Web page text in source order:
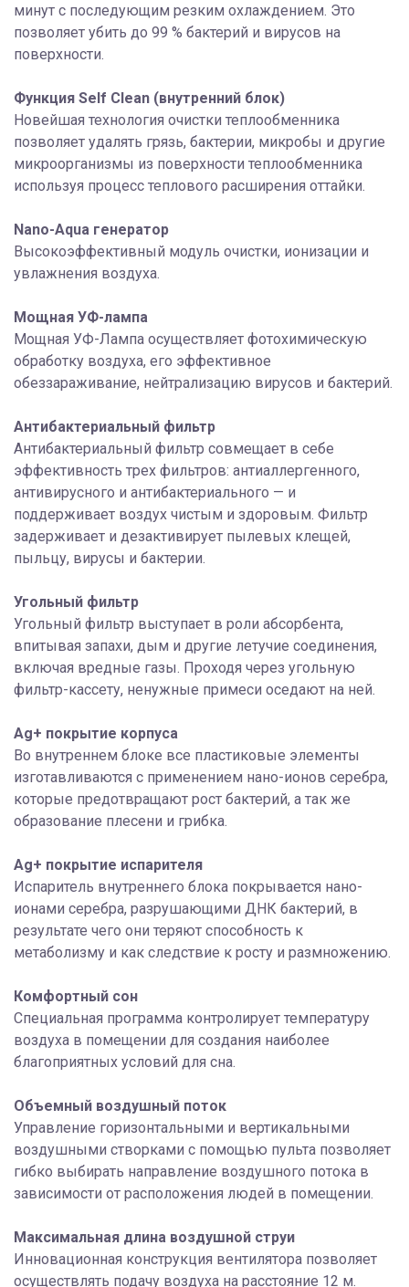
минут с последующим резким охлаждением. Это
позволяет убить до 99 % бактерий и вирусов на
поверхности.
Функция Self Clean (внутренний блок)
Новейшая технология очистки теплообменника
позволяет удалять грязь, бактерии, микробы и другие
микроорганизмы из поверхности теплообменника
используя процесс теплового расширения оттайки.
Nano-Aqua генератор
Высокоэффективный модуль очистки, ионизации и
увлажнения воздуха.
Мощная УФ-лампа
Мощная УФ-Лампа осуществляет фотохимическую
обработку воздуха, его эффективное
обеззараживание, нейтрализацию вирусов и бактерий.
Антибактериальный фильтр
Антибактериальный фильтр совмещает в себе
эффективность трех фильтров: антиаллергенного,
антивирусного и антибактериального — и
поддерживает воздух чистым и здоровым. Фильтр
задерживает и дезактивирует пылевых клещей,
пыльцу, вирусы и бактерии.
Угольный фильтр
Угольный фильтр выступает в роли абсорбента,
впитывая запахи, дым и другие летучие соединения,
включая вредные газы. Проходя через угольную
фильтр-кассету, ненужные примеси оседают на ней.
Ag+ покрытие корпуса
Во внутреннем блоке все пластиковые элементы
изготавливаются с применением нано-ионов серебра,
которые предотвращают рост бактерий, а так же
образование плесени и грибка.
Ag+ покрытие испарителя
Испаритель внутреннего блока покрывается нано-
ионами серебра, разрушающими ДНК бактерий, в
результате чего они теряют способность к
метаболизму и как следствие к росту и размножению.
Комфортный сон
Специальная программа контролирует температуру
воздуха в помещении для создания наиболее
благоприятных условий для сна.
Объемный воздушный поток
Управление горизонтальными и вертикальными
воздушными створками с помощью пульта позволяет
гибко выбирать направление воздушного потока в
зависимости от расположения людей в помещении.
Максимальная длина воздушной струи
Инновационная конструкция вентилятора позволяет
осуществлять подачу воздуха на расстояние 12 м.